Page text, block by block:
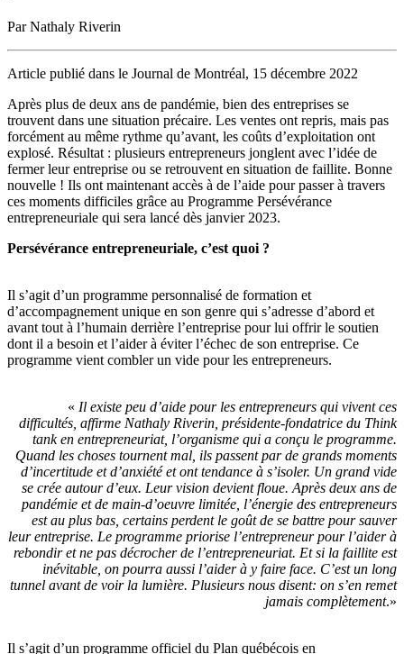
Par Nathaly Riverin
Article publié dans le Journal de Montréal, 15 décembre 2022
Après plus de deux ans de pandémie, bien des entreprises se
trouvent dans une situation précaire. Les ventes ont repris, mais pas
forcément au même rythme qu’avant, les coûts d’exploitation ont
explosé. Résultat : plusieurs entrepreneurs jonglent avec l’idée de
fermer leur entreprise ou se retrouvent en situation de faillite. Bonne
nouvelle ! Ils ont maintenant accès à de l’aide pour passer à travers
ces moments difficiles grâce au Programme Persévérance
entrepreneuriale qui sera lancé dès janvier 2023.
Persévérance entrepreneuriale, c’est quoi ?
Il s’agit d’un programme personnalisé de formation et
d’accompagnement unique en son genre qui s’adresse d’abord et
avant tout à l’humain derrière l’entreprise pour lui offrir le soutien
dont il a besoin et l’aider à éviter l’échec de son entreprise. Ce
programme vient combler un vide pour les entrepreneurs.
« Il existe peu d’aide pour les entrepreneurs qui vivent ces
difficultés, affirme Nathaly Riverin, présidente-fondatrice du Think
tank en entrepreneuriat, l’organisme qui a conçu le programme.
Quand les choses tournent mal, ils passent par de grands moments
d’incertitude et d’anxiété et ont tendance à s’isoler. Un grand vide
se crée autour d’eux. Leur vision devient floue. Après deux ans de
pandémie et de main-d’oeuvre limitée, l’énergie des entrepreneurs
est au plus bas, certains perdent le goût de se battre pour sauver
leur entreprise. Le programme priorise l’entrepreneur pour l’aider à
rebondir et ne pas décrocher de l’entrepreneuriat. Et si la faillite est
inévitable, on pourra aussi l’aider à y faire face. C’est un long
tunnel avant de voir la lumière. Plusieurs nous disent: on s’en remet
jamais complètement.»
Il s’agit d’un programme officiel du Plan québécois en